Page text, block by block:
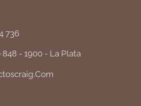
736
- 1900 - La Plata